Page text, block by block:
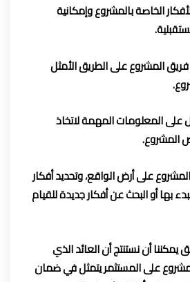
الخاصة بالمشروع وإمكانية
فريق المشروع على الطريق الأمثل
على المعلومات المهمة لاتخاذ
المشروع.
على أرض الواقع، وتحديد أفكار
بها أو البحث عن أفكار جديدة للقيام
أن نستنتج أن العائد الذي
على المستثمر يتمثل في ضمان